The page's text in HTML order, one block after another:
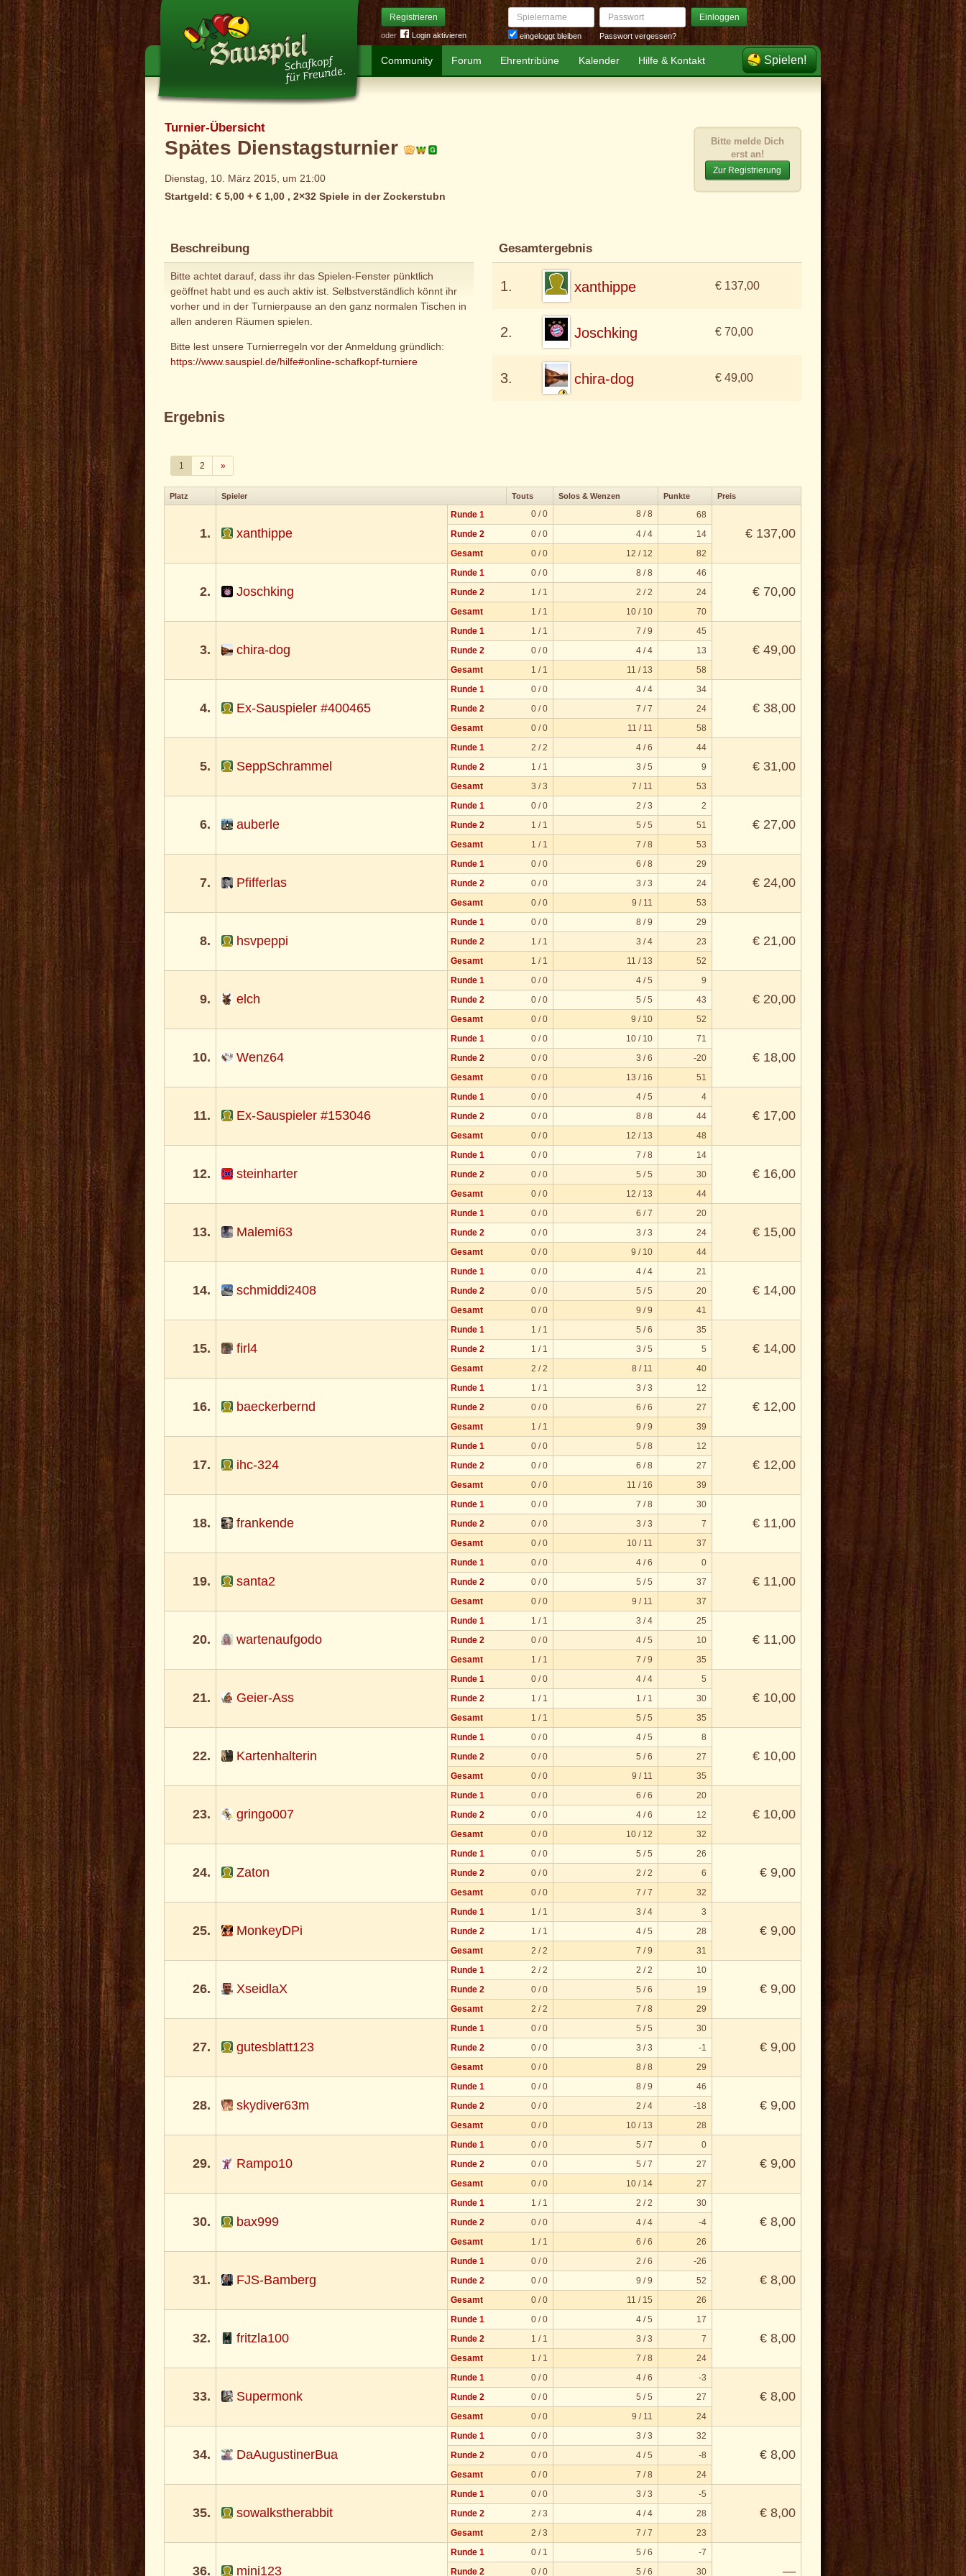
Registrieren
oder Login aktivieren
Spielername
eingeloggt bleiben
Passwort Einloggen
Passwort vergessen?
Community Forum Ehrentribüne Kalender Hilfe & Kontakt Spielen!
Turnier-Übersicht
Spätes Dienstagsturnier
Dienstag, 10. März 2015, um 21:00
Startgeld: € 5,00 + € 1,00 , 2×32 Spiele in der Zockerstubn
Bitte melde Dich
erst an!
Zur Registrierung
Beschreibung
Bitte achtet darauf, dass ihr das Spielen-Fenster pünktlich
geöffnet habt und es auch aktiv ist. Selbstverständlich könnt ihr
vorher und in der Turnierpause an den ganz normalen Tischen in
allen anderen Räumen spielen.
Bitte lest unsere Turnierregeln vor der Anmeldung gründlich:
https://www.sauspiel.de/hilfe#online-schafkopf-turniere
Gesamtergebnis
1. xanthippe € 137,00
2. Joschking € 70,00
3. chira-dog € 49,00
Ergebnis
1 2 »Weiter
Platz Spieler Touts Solos & Wenzen Punkte Preis
1. xanthippe
Runde 1 0 / 0 8 / 8 68
€ 137,00
Runde 2 0 / 0 4 / 4
14
Gesamt
0 / 0 12 / 12 82
2. Joschking
Runde 1 0 / 0 8 / 8 46
€ 70,00
Runde 2 1 / 1 2 / 2
24
Gesamt
1 / 1 10 / 10 70
3. chira-dog
Runde 1 1 / 1 7 / 9 45
€ 49,00
Runde 2 0 / 0 4 / 4
13
Gesamt
1 / 1 11 / 13 58
4. Ex-Sauspieler #400465
Runde 1 0 / 0 4 / 4 34
€ 38,00
Runde 2 0 / 0 7 / 7
24
Gesamt
0 / 0 11 / 11 58
5. SeppSchrammel
Runde 1 2 / 2 4 / 6 44
€ 31,00
Runde 2 1 / 1 3 / 5
9
Gesamt
3 / 3 7 / 11 53
6. auberle
Runde 1 0 / 0 2 / 3 2
€ 27,00
Runde 2 1 / 1 5 / 5
51
Gesamt
1 / 1 7 / 8 53
7. Pfifferlas
Runde 1 0 / 0 6 / 8 29
€ 24,00
Runde 2 0 / 0 3 / 3
24
Gesamt
0 / 0 9 / 11 53
8. hsvpeppi
Runde 1 0 / 0 8 / 9 29
€ 21,00
Runde 2 1 / 1 3 / 4
23
Gesamt
1 / 1 11 / 13 52
9. elch
Runde 1 0 / 0 4 / 5 9
€ 20,00
Runde 2 0 / 0 5 / 5
43
Gesamt
0 / 0 9 / 10 52
10. Wenz64
Runde 1 0 / 0 10 / 10 71
€ 18,00
Runde 2 0 / 0 3 / 6
-20
Gesamt
0 / 0 13 / 16 51
11. Ex-Sauspieler #153046
Runde 1 0 / 0 4 / 5 4
€ 17,00
Runde 2 0 / 0 8 / 8
44
Gesamt
0 / 0 12 / 13 48
12. steinharter
Runde 1 0 / 0 7 / 8 14
€ 16,00
Runde 2 0 / 0 5 / 5
30
Gesamt
0 / 0 12 / 13 44
13. Malemi63
Runde 1 0 / 0 6 / 7 20
€ 15,00
Runde 2 0 / 0 3 / 3
24
Gesamt
0 / 0 9 / 10 44
14. schmiddi2408
Runde 1 0 / 0 4 / 4 21
€ 14,00
Runde 2 0 / 0 5 / 5
20
Gesamt
0 / 0 9 / 9 41
15. firl4
Runde 1 1 / 1 5 / 6 35
€ 14,00
Runde 2 1 / 1 3 / 5
5
Gesamt
2 / 2 8 / 11 40
16. baeckerbernd
Runde 1 1 / 1 3 / 3 12
€ 12,00
Runde 2 0 / 0 6 / 6
27
Gesamt
1 / 1 9 / 9 39
17. ihc-324
Runde 1 0 / 0 5 / 8 12
€ 12,00
Runde 2 0 / 0 6 / 8
27
Gesamt
0 / 0 11 / 16 39
18. frankende
Runde 1 0 / 0 7 / 8 30
€ 11,00
Runde 2 0 / 0 3 / 3
7
Gesamt
0 / 0 10 / 11 37
19. santa2
Runde 1 0 / 0 4 / 6 0
€ 11,00
Runde 2 0 / 0 5 / 5
37
Gesamt
0 / 0 9 / 11 37
20. wartenaufgodo
Runde 1 1 / 1 3 / 4 25
€ 11,00
Runde 2 0 / 0 4 / 5
10
Gesamt
1 / 1 7 / 9 35
21. Geier-Ass
Runde 1 0 / 0 4 / 4 5
€ 10,00
Runde 2 1 / 1 1 / 1
30
Gesamt
1 / 1 5 / 5 35
22. Kartenhalterin
Runde 1 0 / 0 4 / 5 8
€ 10,00
Runde 2 0 / 0 5 / 6
27
Gesamt
0 / 0 9 / 11 35
23. gringo007
Runde 1 0 / 0 6 / 6 20
€ 10,00
Runde 2 0 / 0 4 / 6
12
Gesamt
0 / 0 10 / 12 32
24. Zaton
Runde 1 0 / 0 5 / 5 26
€ 9,00
Runde 2 0 / 0 2 / 2
6
Gesamt
0 / 0 7 / 7 32
25. MonkeyDPi
Runde 1 1 / 1 3 / 4 3
€ 9,00
Runde 2 1 / 1 4 / 5
28
Gesamt
2 / 2 7 / 9 31
26. XseidlaX
Runde 1 2 / 2 2 / 2 10
€ 9,00
Runde 2 0 / 0 5 / 6
19
Gesamt
2 / 2 7 / 8 29
27. gutesblatt123
Runde 1 0 / 0 5 / 5 30
€ 9,00
Runde 2 0 / 0 3 / 3
-1
Gesamt
0 / 0 8 / 8 29
28. skydiver63m
Runde 1 0 / 0 8 / 9 46
€ 9,00
Runde 2 0 / 0 2 / 4
-18
Gesamt
0 / 0 10 / 13 28
29. Rampo10
Runde 1 0 / 0 5 / 7 0
€ 9,00
Runde 2 0 / 0 5 / 7
27
Gesamt
0 / 0 10 / 14 27
30. bax999
Runde 1 1 / 1 2 / 2 30
€ 8,00
Runde 2 0 / 0 4 / 4
-4
Gesamt
1 / 1 6 / 6 26
31. FJS-Bamberg
Runde 1 0 / 0 2 / 6 -26
€ 8,00
Runde 2 0 / 0 9 / 9
52
Gesamt
0 / 0 11 / 15 26
32. fritzla100
Runde 1 0 / 0 4 / 5 17
€ 8,00
Runde 2 1 / 1 3 / 3
7
Gesamt
1 / 1 7 / 8 24
33. Supermonk
Runde 1 0 / 0 4 / 6 -3
€ 8,00
Runde 2 0 / 0 5 / 5
27
Gesamt
0 / 0 9 / 11 24
34. DaAugustinerBua
Runde 1 0 / 0 3 / 3 32
€ 8,00
Runde 2 0 / 0 4 / 5
-8
Gesamt
0 / 0 7 / 8 24
35. sowalkstherabbit
Runde 1 0 / 0 3 / 3 -5
€ 8,00
Runde 2 2 / 3 4 / 4
28
Gesamt
2 / 3 7 / 7 23
36. mini123
Runde 1 0 / 1 5 / 6 -7
—
Runde 2 0 / 0 5 / 6 30